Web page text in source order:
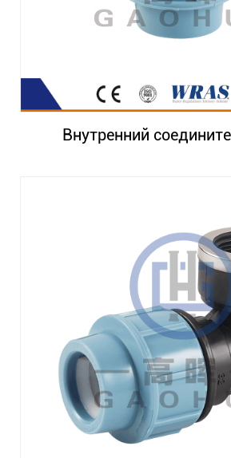
Внутренний